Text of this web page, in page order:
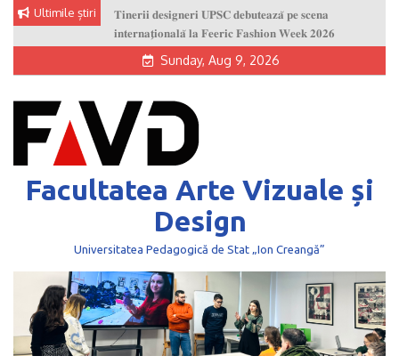
Skip
content
Ultimile știri
𝐓𝐢𝐧𝐞𝐫𝐢𝐢 𝐝𝐞𝐬𝐢𝐠𝐧𝐞𝐫𝐢 𝐔𝐏𝐒𝐂 𝐝𝐞𝐛𝐮𝐭𝐞𝐚𝐳𝐚̆ 𝐩𝐞 𝐬𝐜𝐞𝐧𝐚
𝐢𝐧𝐭𝐞𝐫𝐧𝐚𝐭̗𝐢𝐨𝐧𝐚𝐥𝐚̆ 𝐥𝐚 𝐅𝐞𝐞𝐫𝐢𝐜 𝐅𝐚𝐬𝐡𝐢𝐨𝐧 𝐖𝐞𝐞𝐤 𝟐𝟎𝟐𝟔
O nouă generație de creatori la UPSC!
Sunday, Aug 9, 2026
Facultatea Arte Vizuale și
Design
Universitatea Pedagogică de Stat „Ion Creangă”